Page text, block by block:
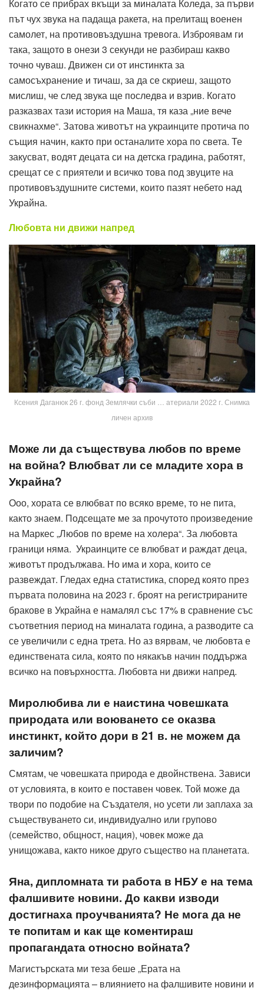
Когато се прибрах вкъщи за миналата Коледа, за първи
път чух звука на падаща ракета, на прелитащ военен
самолет, на противовъздушна тревога. Изброявам ги
така, защото в онези 3 секунди не разбираш какво
точно чуваш. Движен си от инстинкта за
самосъхранение и тичаш, за да се скриеш, защото
мислиш, че след звука ще последва и взрив. Когато
разказвах тази история на Маша, тя каза „ние вече
свикнахме“. Затова животът на украинците протича по
същия начин, както при останалите хора по света. Те
закусват, водят децата си на детска градина, работят,
срещат се с приятели и всичко това под звуците на
противовъздушните системи, които пазят небето над
Украйна.
Любовта ни движи напред
Ксения Даганюк 26 г. фонд Землячки съби … атериали 2022 г. Снимка
личен архив
Може ли да съществува любов по време
на война? Влюбват ли се младите хора в
Украйна?
Ооо, хората се влюбват по всяко време, то не пита,
както знаем. Подсещате ме за прочутото произведение
на Маркес „Любов по време на холера“. За любовта
граници няма. Украинците се влюбват и раждат деца,
животът продължава. Но има и хора, които се
развеждат. Гледах една статистика, според която през
първата половина на 2023 г. броят на регистрираните
бракове в Украйна е намалял със 17% в сравнение със
съответния период на миналата година, а разводите са
се увеличили с една трета. Но аз вярвам, че любовта е
единствената сила, която по някакъв начин поддържа
всичко на повърхността. Любовта ни движи напред.
Миролюбива ли е наистина човешката
природата или воюването се оказва
инстинкт, който дори в 21 в. не можем да
заличим?
Смятам, че човешката природа е двойнствена. Зависи
от условията, в които е поставен човек. Той може да
твори по подобие на Създателя, но усети ли заплаха за
съществуването си, индивидуално или групово
(семейство, общност, нация), човек може да
унищожава, както никое друго същество на планетата.
Яна, дипломната ти работа в НБУ е на тема
фалшивите новини. До какви изводи
достигнаха проучванията? Не мога да не
те попитам и как ще коментираш
пропагандата относно войната?
Магистърската ми теза беше „Ерата на
дезинформацията – влиянието на фалшивите новини и